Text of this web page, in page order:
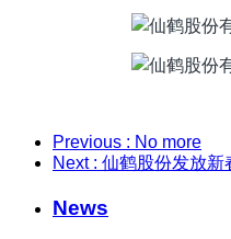
Previous : No more
Next : 仙鹤股份发放新
News